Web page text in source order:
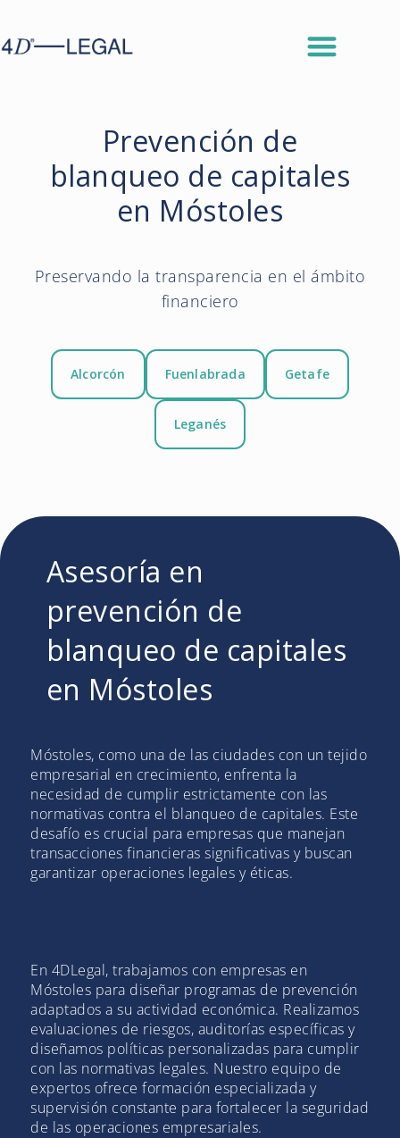
Prevención de
blanqueo de capitales
en Móstoles
Preservando la transparencia en el ámbito
financiero
Alcorcón Fuenlabrada Getafe
Leganés
Asesoría en
prevención de
blanqueo de capitales
en Móstoles
Móstoles, como una de las ciudades con un tejido
empresarial en crecimiento, enfrenta la
necesidad de cumplir estrictamente con las
normativas contra el blanqueo de capitales. Este
desafío es crucial para empresas que manejan
transacciones financieras significativas y buscan
garantizar operaciones legales y éticas.
En 4DLegal, trabajamos con empresas en
Móstoles para diseñar programas de prevención
adaptados a su actividad económica. Realizamos
evaluaciones de riesgos, auditorías específicas y
diseñamos políticas personalizadas para cumplir
con las normativas legales. Nuestro equipo de
expertos ofrece formación especializada y
supervisión constante para fortalecer la seguridad
de las operaciones empresariales.